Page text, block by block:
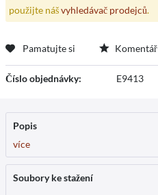
použijte nášvyhledávač prodejců.
Pamatujte si Komentář
Číslo objednávky: E9413
Popis
více
Soubory ke stažení